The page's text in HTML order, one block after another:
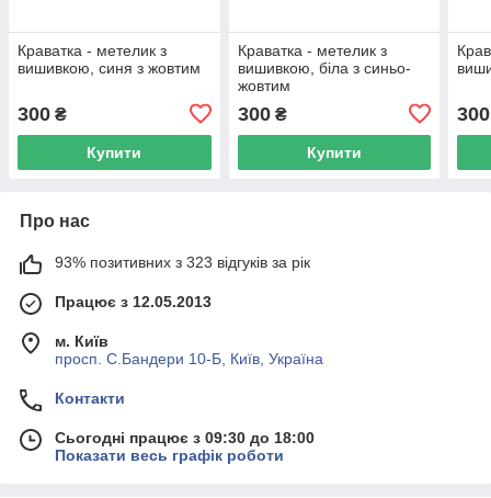
Краватка - метелик з
вишивкою, синя з жовтим
300 ₴
Купити
Краватка - метелик з
вишивкою, біла з синьо-
жовтим
300₴
Купити
300
Про нас
93% позитивних з 323 відгуків за рік
Працює з 12.05.2013
м. Київ
просп. С.Бандери 10-Б, Київ, Україна
Контакти
Сьогодні працює з 09:30 до 18:00
Показати весь графік роботи